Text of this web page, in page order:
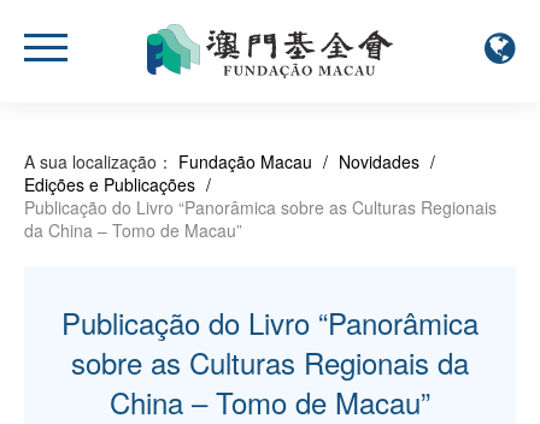
A sua localização： Fundação Macau / Novidades /
Edições e Publicações /
Publicação do Livro “Panorâmica sobre as Culturas Regionais
da China – Tomo de Macau”
Publicação do Livro “Panorâmica
sobre as Culturas Regionais da
China – Tomo de Macau”